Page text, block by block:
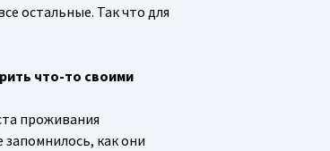
остальные. Так что для
что-то своими
проживания
как они